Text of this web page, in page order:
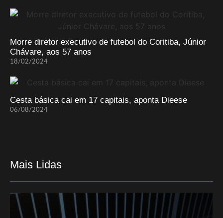
Morre diretor executivo de futebol do Coritiba, Júnior
Chávare, aos 57 anos
18/02/2024
Cesta básica cai em 17 capitais, aponta Dieese
06/08/2024
Mais Lidas